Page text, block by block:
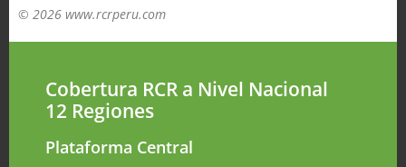
© 2026 www.rcrperu.com
Cobertura RCR a Nivel Nacional
12 Regiones
Plataforma Central